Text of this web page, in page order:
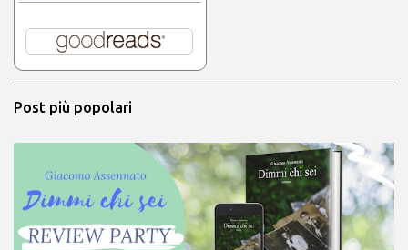
Post più popolari